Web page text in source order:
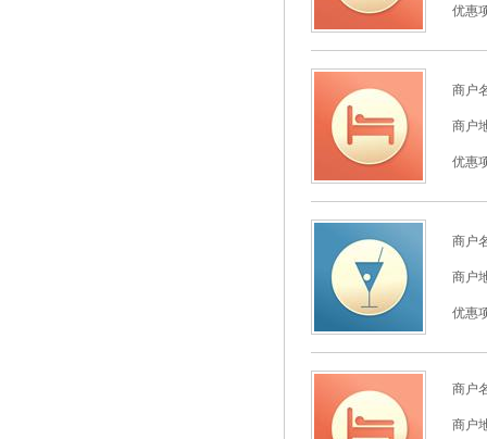
优惠
商户
商户
优惠
商户
商户
优惠
商户
商户